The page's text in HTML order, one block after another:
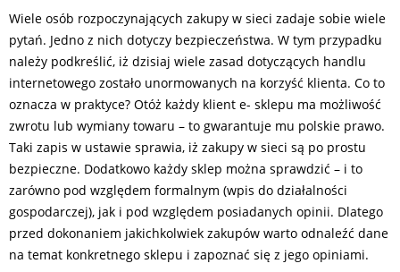
Wiele osób rozpoczynających zakupy w sieci zadaje sobie wiele
pytań. Jedno z nich dotyczy bezpieczeństwa. W tym przypadku
należy podkreślić, iż dzisiaj wiele zasad dotyczących handlu
internetowego zostało unormowanych na korzyść klienta. Co to
oznacza w praktyce? Otóż każdy klient e- sklepu ma możliwość
zwrotu lub wymiany towaru – to gwarantuje mu polskie prawo.
Taki zapis w ustawie sprawia, iż zakupy w sieci są po prostu
bezpieczne. Dodatkowo każdy sklep można sprawdzić – i to
zarówno pod względem formalnym (wpis do działalności
gospodarczej), jak i pod względem posiadanych opinii. Dlatego
przed dokonaniem jakichkolwiek zakupów warto odnaleźć dane
na temat konkretnego sklepu i zapoznać się z jego opiniami.